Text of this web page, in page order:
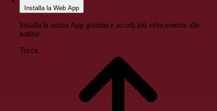
Installa la Web App
Installa la nostra App gratuita e accedi più velocemente alle
notizie
Tocca